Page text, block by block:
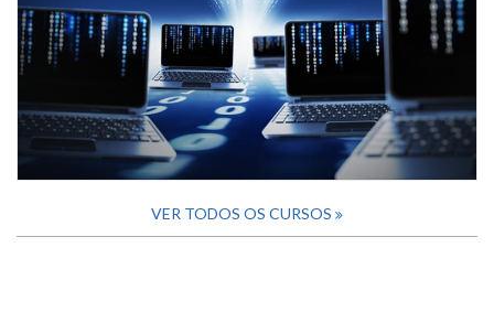
VER TODOS OS CURSOS